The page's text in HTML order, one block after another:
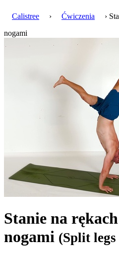
Calistree › Ćwiczenia
›
nogami
Stanie na
nogami (Split